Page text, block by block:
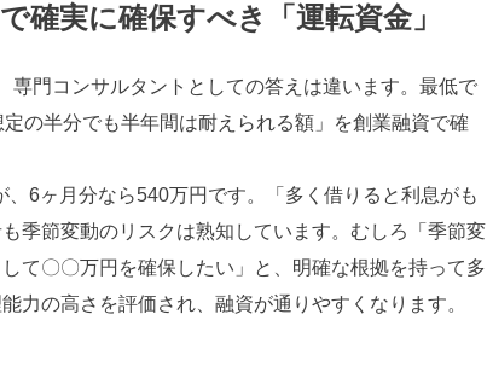
確実に確保すべき「運転資金」
門コンサルタントとしての答えは違います。最低で
の半分でも半年間は耐えられる額」を創業融資で確
6ヶ月分なら540万円です。「多く借りると利息がも
季節変動のリスクは熟知しています。むしろ「季節変
て〇〇万円を確保したい」と、明確な根拠を持って多
力の高さを評価され、融資が通りやすくなります。